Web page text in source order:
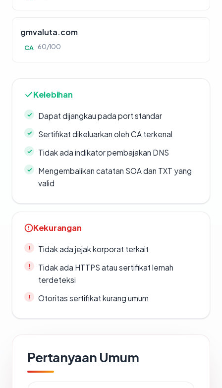
gmvaluta.com
CA 60/100
Kelebihan
Dapat dijangkau pada port standar
Sertifikat dikeluarkan oleh CA terkenal
Tidak ada indikator pembajakan DNS
Mengembalikan catatan SOA dan TXT yang
valid
Kekurangan
Tidak ada jejak korporat terkait
Tidak ada HTTPS atau sertifikat lemah
terdeteksi
Otoritas sertifikat kurang umum
Pertanyaan Umum